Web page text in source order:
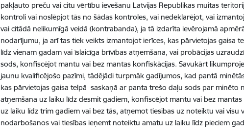
pakļauto preču vai citu vērtību ievešanu Latvijas Republikas muitas
kontroli vai noslēpjot tās no šādas kontroles, vai nedeklarējot, vai
vai citādā nelikumīgā veidā (kontrabanda), ja tā izdarīta ievērojamā
nodarījumu, ja arī tas tiek veikts izmantojot ierīces, kas pārvietojas gaisa
līdz vienam gadam vai īslaicīga brīvības atņemšana, vai probācijas
sods, konfiscējot mantu vai bez mantas konfiskācijas. Savukārt
jaunu kvalificējošo pazīmi, tādējādi turpmāk gadījumos, kad pantā
kas pārvietojas gaisa telpā saskaņā ar panta trešo daļu sods par minēto
atņemšana uz laiku līdz desmit gadiem, konfiscējot mantu vai bez
uz laiku līdz trim gadiem vai bez tās, atņemot tiesības uz noteiktu vai
nodarbošanos vai tiesības ieņemt noteiktu amatu uz laiku līdz pieciem